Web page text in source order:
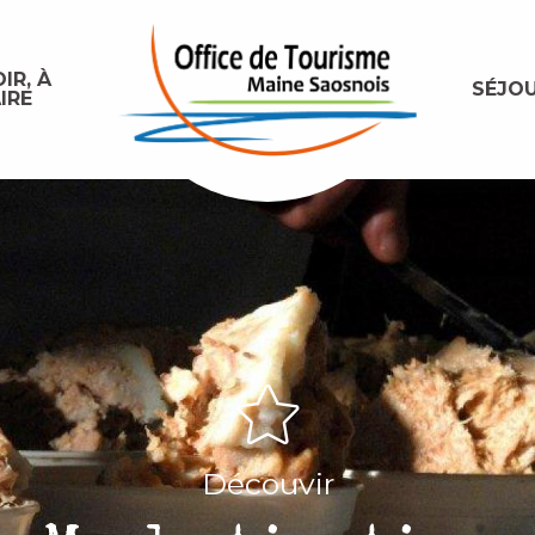
À
Découvir